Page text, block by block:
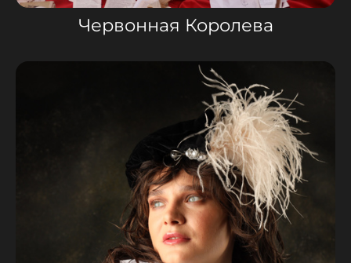
Червонная Королева